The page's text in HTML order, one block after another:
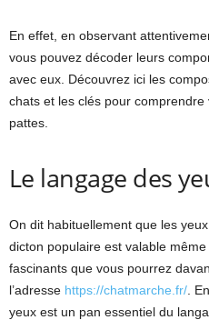
En effet, en observant
vous pouvez décoder leurs
avec eux. Découvrez ici les
chats et les clés pour
pattes.
Le langage des
On dit habituellement que les
dicton populaire est valable
fascinants que vous pourrez
l’adresse https://chatmarche.fr/ .
yeux est un pan essentiel du